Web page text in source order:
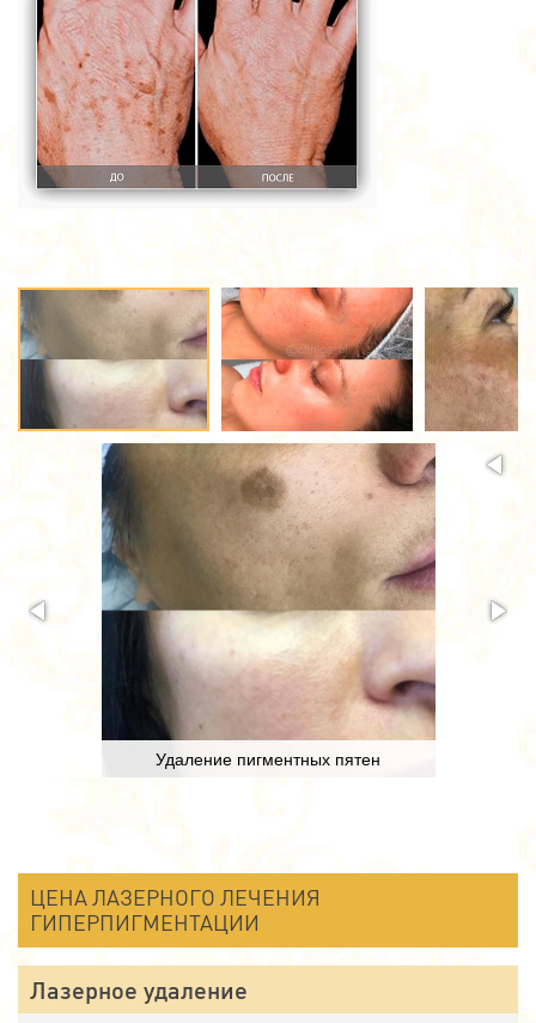
Удаление пигментных пятен
ЦЕНА ЛАЗЕРНОГО ЛЕЧЕНИЯ
ГИПЕРПИГМЕНТАЦИИ
Лазерное удаление